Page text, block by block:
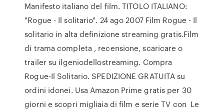
Manifesto italiano del film. TITOLO ITALIANO:
"Rogue - Il solitario". 24 ago 2007 Film Rogue - Il
solitario in alta definizione streaming gratis.Film
di trama completa , recensione, scaricare o
trailer su ilgeniodellostreaming. Compra
Rogue-Il Solitario. SPEDIZIONE GRATUITA su
ordini idonei. Usa Amazon Prime gratis per 30
giorni e scopri migliaia di film e serie TV con Le